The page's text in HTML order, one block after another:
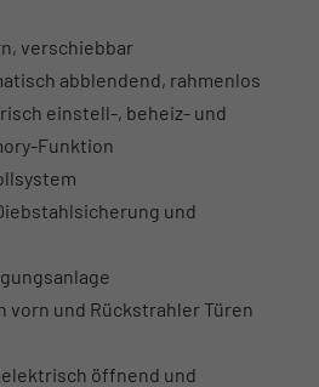
verschiebbar
abblendend, rahmenlos
einstell-, beheiz- und
Funktion
und
vorn und Rückstrahler Türen
öffnend und